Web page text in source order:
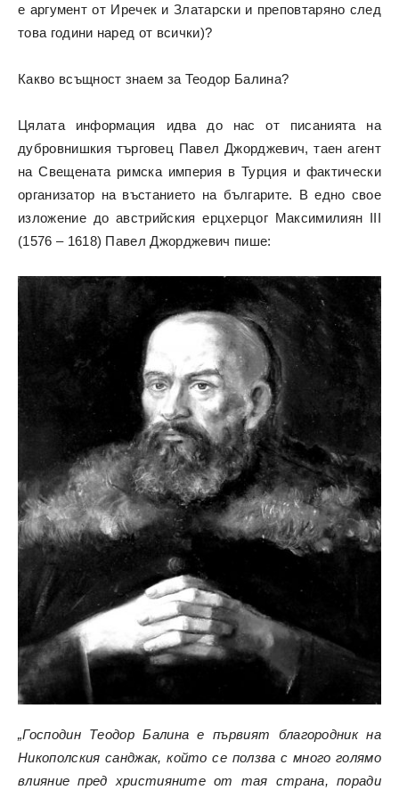
е аргумент от Иречек и Златарски и преповтаряно след
това години наред от всички)?
Какво всъщност знаем за Теодор Балина?
Цялата информация идва до нас от писанията на
дубровнишкия търговец Павел Джорджевич, таен агент
на Свещената римска империя в Турция и фактически
организатор на въстанието на българите. В едно свое
изложение до австрийския ерцхерцог Максимилиян III
(1576 – 1618) Павел Джорджевич пише:
„Господин Теодор Балина е първият благородник на
Никополския санджак, който се ползва с много голямо
влияние пред християните от тая страна, поради